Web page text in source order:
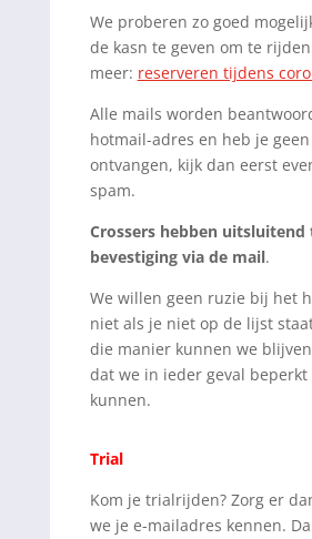
We proberen zo goed
de kasn te geven om te
meer: reserveren tijdens
Alle mails worden
hotmail-adres en heb je
ontvangen, kijk dan eerst
spam.
Crossers hebben uitsluitend
bevestiging via de mail.
We willen geen ruzie bij het
niet als je niet op de lijst
die manier kunnen we
dat we in ieder geval beperkt
kunnen.
Trial
Kom je trialrijden? Zorg er
we je e-mailadres kennen.